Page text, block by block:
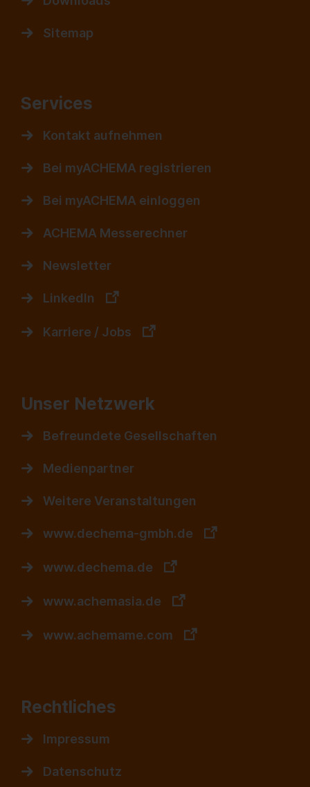
Sitemap
Services
Kontakt aufnehmen
Bei myACHEMA registrieren
Bei myACHEMA einloggen
ACHEMA Messerechner
Newsletter
LinkedIn
Karriere / Jobs
Unser Netzwerk
Befreundete Gesellschaften
Medienpartner
Weitere Veranstaltungen
www.dechema-gmbh.de
www.dechema.de
www.achemasia.de
www.achemame.com
Rechtliches
Impressum
Datenschutz